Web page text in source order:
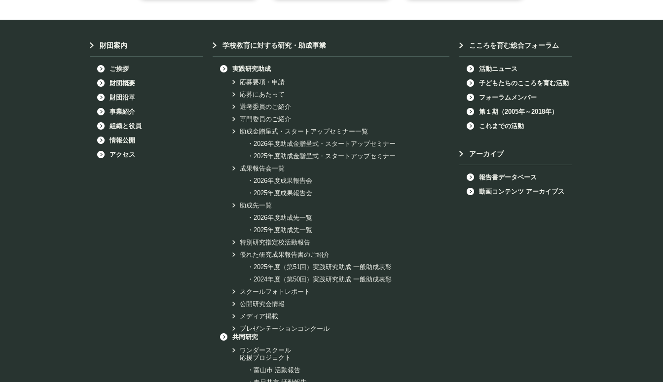
財団案内
ご挨拶
財団概要
財団沿革
事業紹介
組織と役員
情報公開
アクセス
学校教育に対する研究・助成事業
実践研究助成
応募要項・申請
応募にあたって
選考委員のご紹介
専門委員のご紹介
助成金贈呈式・スタートアップセミナー一覧
・ 2026年度助成金贈呈式・スタートアップセミナー
・ 2025年度助成金贈呈式・スタートアップセミナー
成果報告会一覧
・ 2026年度成果報告会
・ 2025年度成果報告会
助成先一覧
・ 2026年度助成先一覧
・ 2025年度助成先一覧
特別研究指定校活動報告
優れた研究成果報告書のご紹介
・ 2025年度（第51回）実践研究助成 一般助成表彰
・ 2024年度（第50回）実践研究助成 一般助成表彰
スクールフォトレポート
公開研究会情報
メディア掲載
プレゼンテーションコンクール
共同研究
ワンダースクール
応援プロジェクト
・ 富山市 活動報告
こころを育む総合フォーラム
活動ニュース
子どもたちのこころを育む活動
フォーラムメンバー
第１期（2005年～2018年）
これまでの活動
アーカイブ
報告書データベース
動画コンテンツ アーカイブス